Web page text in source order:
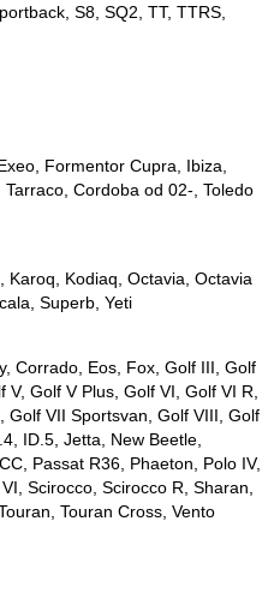
S8, SQ2, TT, TTRS,
Formentor Cupra, Ibiza,
Cordoba od 02-, Toledo
Karoq, Kodiaq, Octavia, Octavia
Superb, Yeti
Corrado, Eos, Fox, Golf III, Golf
Golf V Plus, Golf VI, Golf VI R,
Golf VII Sportsvan, Golf VIII, Golf
ID.5, Jetta, New Beetle,
Passat R36, Phaeton, Polo IV,
Scirocco, Scirocco R, Sharan,
Touran Cross, Vento